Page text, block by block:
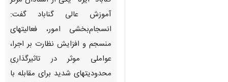
آموزش عالی گناباد گفت:
انسجام‌بخشی امور، فعالیتهای
منسجم و افزایش نظارت بر اجرا،
عواملی موثر در تاثیرگذاری
محدودیتهای شدید برای مقابله با